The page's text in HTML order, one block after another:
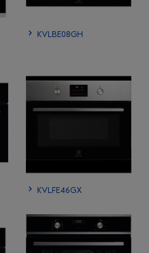
KVLBE08GH
KVLFE46GX